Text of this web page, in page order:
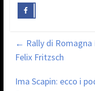
← Rally di
Felix Fritzsch
Ima Scapin: ecco i